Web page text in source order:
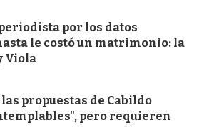
por los datos
le costó un matrimonio: la
Viola
propuestas de Cabildo
pero requieren